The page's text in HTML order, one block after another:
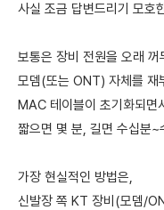
사실 조금 답변드리기 모호
보통은 장비 전원을 오래 꺼
모뎀(또는 ONT) 자체를 재
MAC 테이블이 초기화되면
짧으면 몇 분, 길면 수십분
가장 현실적인 방법은,
신발장 쪽 KT 장비(모뎀/